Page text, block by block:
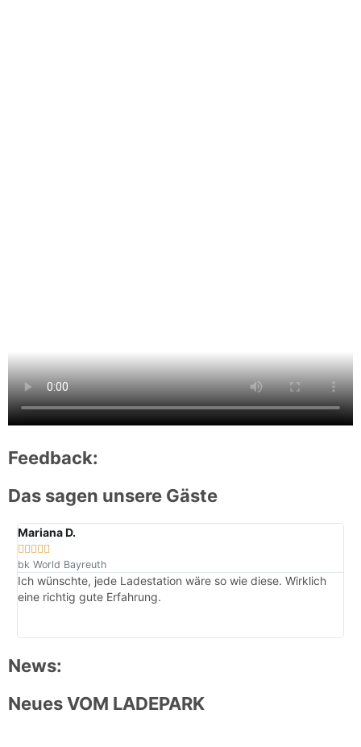
Feedback:
Das sagen unsere Gäste
Mariana D.
    
bk World Bayreuth
Ich wünschte, jede Ladestation wäre so wie diese. Wirklich
eine richtig gute Erfahrung.
News:
Neues VOM LADEPARK